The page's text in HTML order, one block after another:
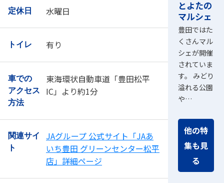
定休日 水曜日
トイレ 有り
車での
アクセス
方法
東海環状自動車道「豊田松平
IC」より約1分
関連サイ
ト
JAグループ 公式サイト「JAあ
いち豊田 グリーンセンター松平
店」詳細ページ
とよたの
マルシェ
豊田ではた
くさんマル
シェが開催
されていま
す。 みどり
溢れる公園
や…
他の特
集も見
る